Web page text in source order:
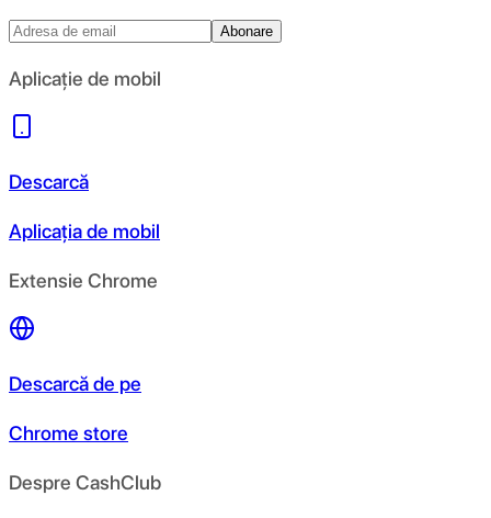
Abonare
Aplicație de mobil
Descarcă
Aplicația de mobil
Extensie Chrome
Descarcă de pe
Chrome store
Despre CashClub